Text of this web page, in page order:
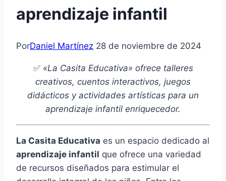
aprendizaje infantil
PorDaniel Martínez 28 de noviembre de 2024
✅ «La Casita Educativa» ofrece talleres
creativos, cuentos interactivos, juegos
didácticos y actividades artísticas para un
aprendizaje infantil enriquecedor.
La Casita Educativa es un espacio dedicado al
aprendizaje infantil que ofrece una variedad
de recursos diseñados para estimular el